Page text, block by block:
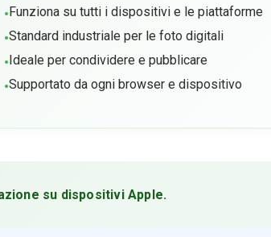
• Funziona su tutti i dispositivi e le piattaforme
•Standard industriale per le foto digitali
• Ideale per condividere e pubblicare
•Supportato da ogni browser e dispositivo
su dispositivi Apple.